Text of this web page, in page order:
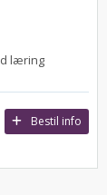
læring
Bestil info